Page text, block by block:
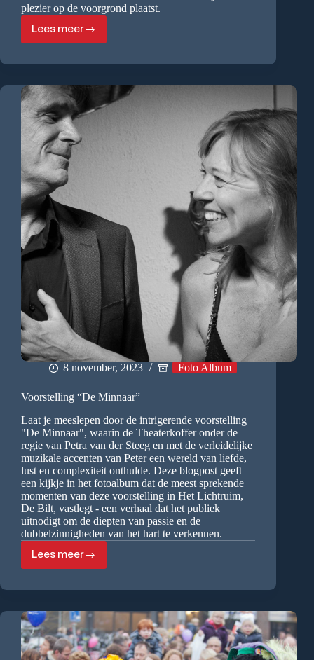
plezier op de voorgrond plaatst.
Lees meer
Girls
on
“Verjaardagsfeestje
van
Jitte”
8 november, 2023 Foto Album
Voorstelling “De Minnaar”
Laat je meeslepen door de intrigerende voorstelling
"De Minnaar", waarin de Theaterkoffer onder de
regie van Petra van der Steeg en met de verleidelijke
muzikale accenten van Peter een wereld van liefde,
lust en complexiteit onthulde. Deze blogpost geeft
een kijkje in het fotoalbum dat de meest sprekende
momenten van deze voorstelling in Het Lichtruim,
De Bilt, vastlegt - een verhaal dat het publiek
uitnodigt om de diepten van passie en de
dubbelzinnigheden van het hart te verkennen.
Lees meerVoorstelling
“De